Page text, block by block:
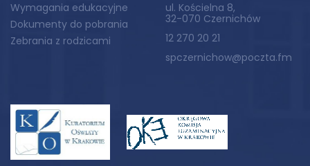
Wymagania edukacyjne
Dokumenty do pobrania
Zebrania z rodzicami
ul. Kościelna 8,
32-070 Czernichów
12 270 20 21
spczernichow@poczta.fm